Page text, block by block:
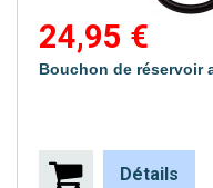
24,95 €
Bouchon de réservoir
Détails